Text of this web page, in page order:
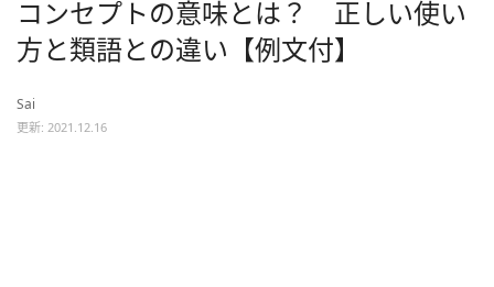
コンセプトの意味とは？ 正しい使い
方と類語との違い【例文付】
Sai
更新: 2021.12.16